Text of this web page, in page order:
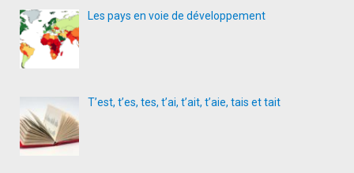
Les pays en voie de développement
T’est, t’es, tes, t’ai, t’ait, t’aie, tais et tait